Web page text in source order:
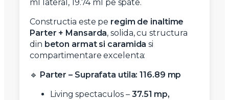
ml lateral, 19.74 ml pe spate.
Constructia este pe regim de inaltime
Parter + Mansarda, solida, cu structura
din beton armat si caramida si
compartimentare excelenta:
🔹 Parter – Suprafata utila: 116.89 mp
Living spectaculos – 37.51 mp,